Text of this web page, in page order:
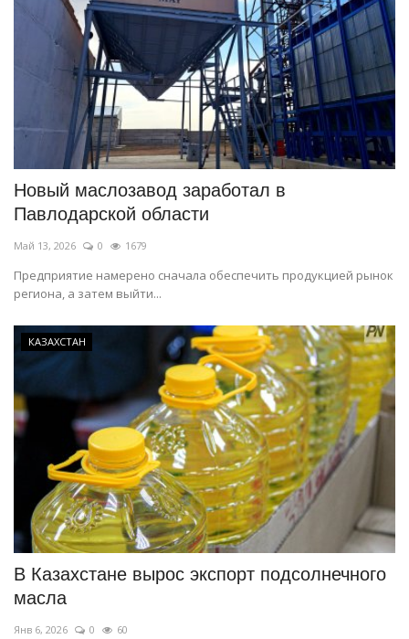
КАЗАХСТАН
СПЕЦПРОЕКТЫ
Чек-лист
РАЗВЛЕЧЕНИЯ
OFFICIAL
Курултай
Язык
Қазақша Русский
Новый маслозавод заработал в
Павлодарской области
Май 13, 2026 0 1679
Предприятие намерено сначала обеспечить продукцией рынок
региона, а затем выйти...
КАЗАХСТАН
В Казахстане вырос экспорт подсолнечного
масла
Янв 6, 2026 0 60